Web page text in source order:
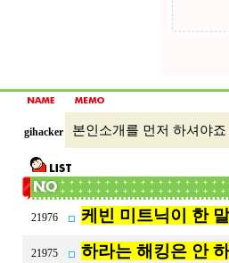
gihacker 본인소개를 먼저 하셔야죠
21976 케빈 미트닉이 한
21975 하라는 해킹은 안